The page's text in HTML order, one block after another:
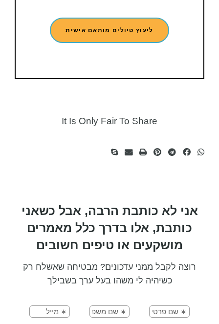
ליעוץ טיולים מותאם אישית
It Is Only Fair To Share​
אני לא כותבת הרבה, אבל כשאני
כותבת, אלו בדרך כלל מאמרים
מושקעים או טיפים חשובים
רוצה לקבל ממני עדכונים? מבטיחה שאשלח רק
כשיהיה לי משהו בעל ערך בשבילך